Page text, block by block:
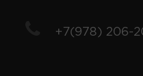
+7(978) 206-